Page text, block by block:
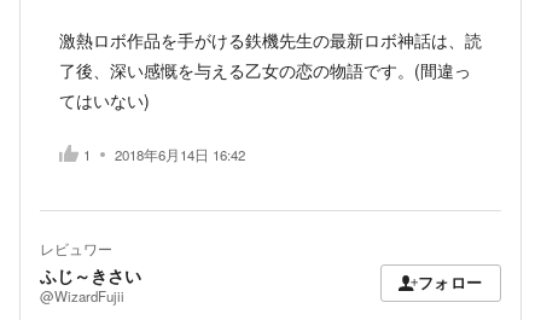
激熱ロボ作品を手がける鉄機先生の最新ロボ神話は、読
了後、深い感慨を与える乙女の恋の物語です。(間違っ
てはいない)
1 2018年6月14日 16:42
レビュワー
ふじ～きさい
@WizardFujii
フォロー